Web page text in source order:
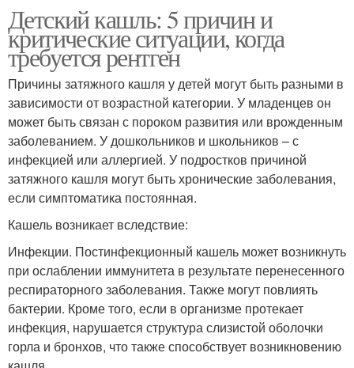
Детский кашль: 5 причин и
критические ситуации, когда
требуется рентген
Причины затяжного кашля у детей могут быть разными в
зависимости от возрастной категории. У младенцев он
может быть связан с пороком развития или врожденным
заболеванием. У дошкольников и школьников – с
инфекцией или аллергией. У подростков причиной
затяжного кашля могут быть хронические заболевания,
если симптоматика постоянная.
Кашель возникает вследствие:
Инфекции. Постинфекционный кашель может возникнуть
при ослаблении иммунитета в результате перенесенного
респираторного заболевания. Также могут повлиять
бактерии. Кроме того, если в организме протекает
инфекция, нарушается структура слизистой оболочки
горла и бронхов, что также способствует возникновению